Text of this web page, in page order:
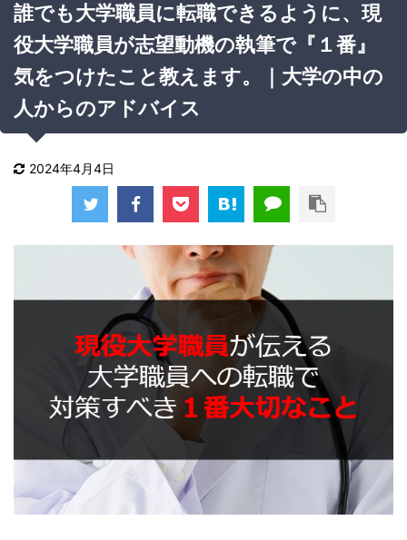
誰でも大学職員に転職できるように、現
役大学職員が志望動機の執筆で『１番』
気をつけたこと教えます。｜大学の中の
人からのアドバイス
2024年4月4日